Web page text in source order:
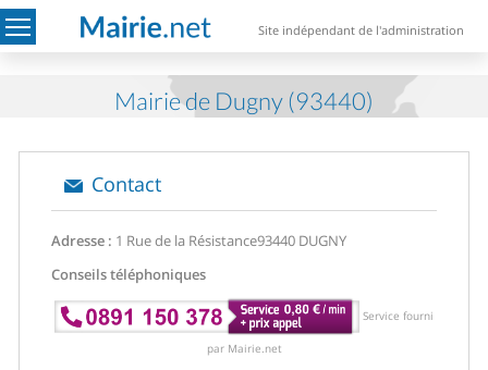
Site indépendant de l'administration
Mairie de Dugny (93440)
Contact
Adresse : 1 Rue de la Résistance93440 DUGNY
Conseils téléphoniques
Service fourni
par Mairie.net